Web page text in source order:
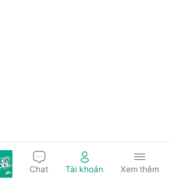
Chat Tài khoản Xem thêm